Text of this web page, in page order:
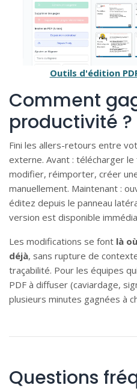
Outils d'édition
Comment
productivité ?
Fini les allers-retours entre
externe. Avant : télécharger
modifier, réimporter, créer
manuellement. Maintenant :
éditez depuis le panneau
version est disponible
Les modifications se font là
déjà, sans rupture de
traçabilité. Pour les équipes
PDF à diffuser (caviardage,
plusieurs minutes gagnées à
Questions